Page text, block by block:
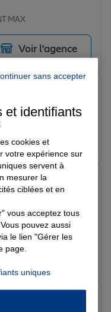
MAX
Voir l'agence
MAX
Voir l'agence
MAX
Explication
fortement
Voir l'agence
sans accepter
et identifiants
cookies et
votre expérience sur
servent à
mesurer la
ciblées et en
vous acceptez tous
pouvez aussi
le lien "Gérer les
page.
uniques